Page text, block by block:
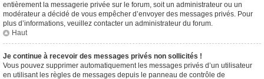
entièrement la messagerie privée sur le forum, soit un administrateur ou un
modérateur a décidé de vous empêcher d’envoyer des messages privés. Pour
plus d’informations, veuillez contacter un administrateur du forum.
Haut
Je continue à recevoir des messages privés non sollicités !
Vous pouvez supprimer automatiquement les messages privés d’un utilisateur
en utilisant les règles de messages depuis le panneau de contrôle de